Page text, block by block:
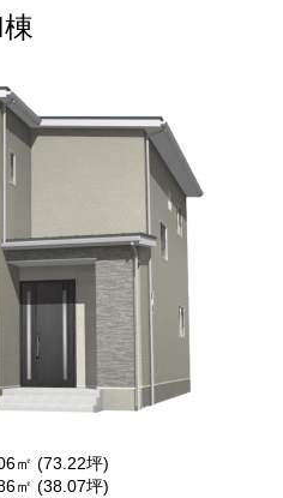
I棟
㎡ (73.22坪)
㎡ (38.07坪)